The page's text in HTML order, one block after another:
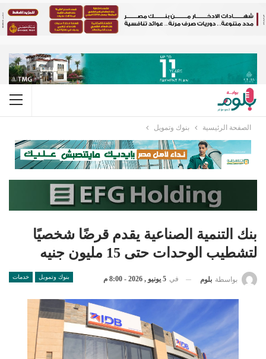
الصفحة الرئيسية بنوك وتمويل
بنك التنمية الصناعية يقدم قرضًا شخصيًا
لتشطيب الوحدات حتى 15 مليون جنيه
بنوك وتمويل خدمات بواسطة بلوم في 5 يونيو , 2026 - 8:00 م